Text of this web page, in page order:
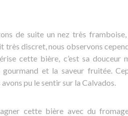
de suite un nez très
très discret, nous observons
cette bière, c’est sa douceur
et la saveur fruitée.
pu le sentir sur la Calvados.
cette bière avec du